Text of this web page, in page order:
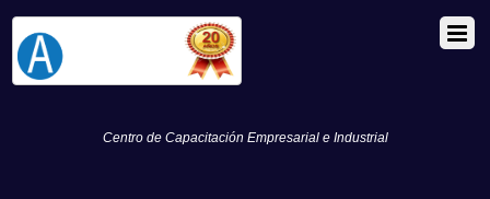
Centro de Capacitación Empresarial e Industrial